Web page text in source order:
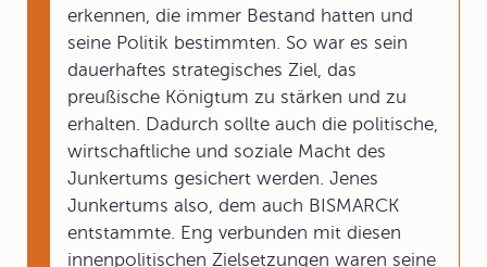
erkennen, die immer Bestand hatten und
seine Politik bestimmten. So war es sein
dauerhaftes strategisches Ziel, das
preußische Königtum zu stärken und zu
erhalten. Dadurch sollte auch die politische,
wirtschaftliche und soziale Macht des
Junkertums gesichert werden. Jenes
Junkertums also, dem auch BISMARCK
entstammte. Eng verbunden mit diesen
innenpolitischen Zielsetzungen waren seine